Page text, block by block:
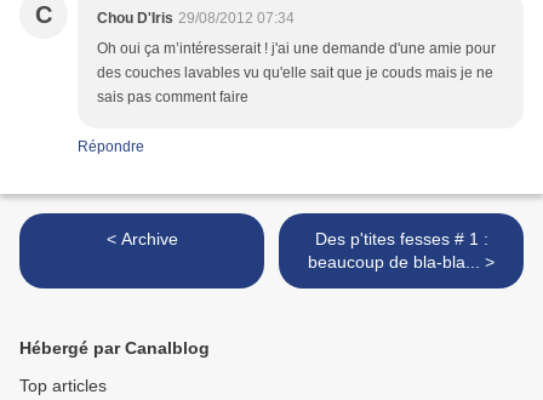
C Chou D'Iris 29/08/2012 07:34
Oh oui ça m’intéresserait ! j'ai une demande d'une amie pour
des couches lavables vu qu'elle sait que je couds mais je ne
sais pas comment faire
Répondre
< Archive
Des p'tites fesses # 1 :
beaucoup de bla-bla... >
Hébergé par Canalblog
Top articles